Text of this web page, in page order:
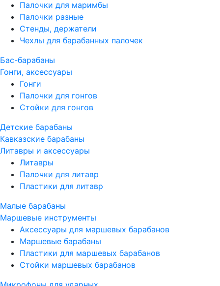
Палочки для маримбы
Палочки разные
Стенды, держатели
Чехлы для барабанных палочек
Бас-барабаны
Гонги, аксессуары
Гонги
Палочки для гонгов
Стойки для гонгов
Детские барабаны
Кавказские барабаны
Литавры и аксессуары
Литавры
Палочки для литавр
Пластики для литавр
Малые барабаны
Маршевые инструменты
Аксессуары для маршевых барабанов
Маршевые барабаны
Пластики для маршевых барабанов
Стойки маршевых барабанов